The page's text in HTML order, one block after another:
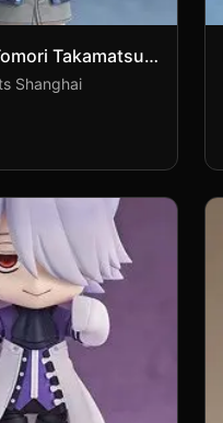
Takamatsu
Shanghai